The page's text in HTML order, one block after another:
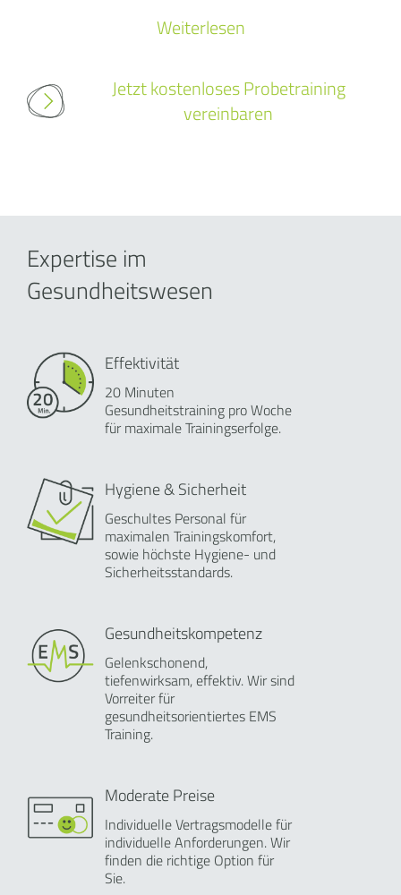
Weiterlesen
Jetzt kostenloses Probetraining
vereinbaren
Expertise im
Gesundheitswesen
Effektivität
20 Minuten
Gesundheitstraining pro Woche
für maximale Trainingserfolge.
Hygiene & Sicherheit
Geschultes Personal für
maximalen Trainingskomfort,
sowie höchste Hygiene- und
Sicherheitsstandards.
Gesundheitskompetenz
Gelenkschonend,
tiefenwirksam, effektiv. Wir sind
Vorreiter für
gesundheitsorientiertes EMS
Training.
Moderate Preise
Individuelle Vertragsmodelle für
individuelle Anforderungen. Wir
finden die richtige Option für
Sie.